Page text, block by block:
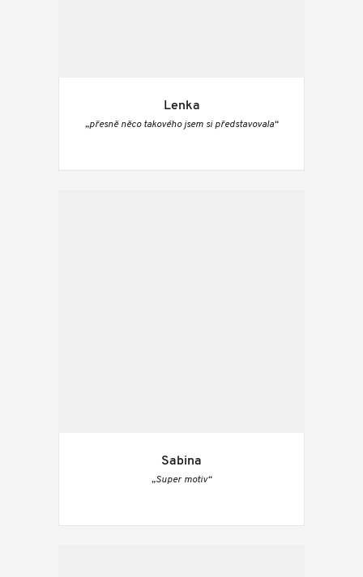
Lenka
„přesně něco takového jsem si představovala“
Sabina
„Super motiv“